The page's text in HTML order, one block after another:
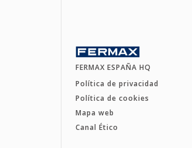
FERMAX ESPAÑA HQ
Política de privacidad
Política de cookies
Mapa web
Canal Ético